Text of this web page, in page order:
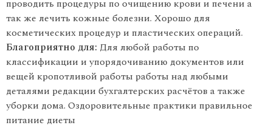
проводить процедуры по очищению крови и печени а
так же лечить кожные болезни. Хорошо для
косметических процедур и пластических операций.
Благоприятно для: Для любой работы по
классификации и упорядочиванию документов или
вещей кропотливой работы работы над любыми
деталями редакции бухгалтерских расчётов а также
уборки дома. Оздоровительные практики правильное
питание диеты